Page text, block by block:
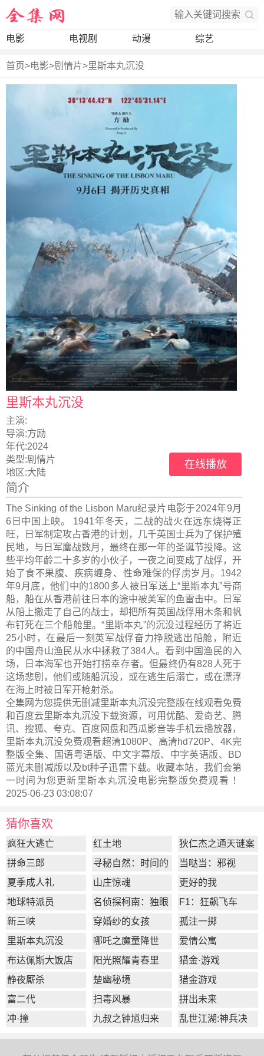
电影 电视剧 动漫 综艺
首页>电影>剧情片>里斯本丸沉没
里斯本丸沉没
主演:
导演:方励
年代:2024
类型:剧情片
地区:大陆
在线播放
简介
The Sinking of the Lisbon Maru纪录片电影于2024年9月
6日中国上映。 1941年冬天，二战的战火在远东烧得正
旺，日军制定攻占香港的计划，几千英国士兵为了保护殖
民地，与日军鏖战数月，最终在那一年的圣诞节投降。这
些平均年龄二十多岁的小伙子，一夜之间变成了战俘，开
始了食不果腹、疾病缠身、性命难保的俘虏岁月。1942
年9月底，他们中的1800多人被日军送上“里斯本丸”号商
船，船在从香港前往日本的途中被美军的鱼雷击中。日军
从船上撤走了自己的战士，却把所有英国战俘用木条和帆
布钉死在三个船舱里。“里斯本丸”的沉没过程经历了将近
25小时，在最后一刻英军战俘奋力挣脱逃出船舱，附近
的中国舟山渔民从水中拯救了384人。看到中国渔民的入
场，日本海军也开始打捞幸存者。但最终仍有828人死于
这场悲剧，他们或随船沉没，或在逃生后溺亡，或在漂浮
在海上时被日军开枪射杀。
全集网为您提供无删减里斯本丸沉没完整版在线观看免费
和百度云里斯本丸沉没下载资源，可用优酷、爱奇艺、腾
讯、搜狐、夸克、百度网盘和西瓜影音等手机云播放器，
里斯本丸沉没免费观看超清1080P、高清hd720P、4K完
整版全集、国语粤语版、中文字幕版、中字英语版、BD
蓝光未删减版以及bt种子迅雷下载。收藏本站，我们会第
一时间为您更新 里斯本丸沉没电影完整版免费观看 ！
2025-06-23 03:08:07
猜你喜欢
疯狂大逃亡 红土地
狄仁杰之通天谜案
拼命三郎
寻秘自然：时间的
形状
当哒当：邪视
夏季成人礼
山庄惊魂
更好的我
地球特派员
名侦探柯南：独眼
的残像
F1：狂飙飞车
新三峡
穿婚纱的女孩
孤注一掷
里斯本丸沉没
哪吒之魔童降世
爱情公寓
布达佩斯大饭店
阳光照耀青春里
猎金·游戏
静夜厮杀
楚幽秘境
猎金游戏
富二代
扫毒风暴
拼出未来
冲·撞
九叔之钟馗归来 乱世江湖:神兵决